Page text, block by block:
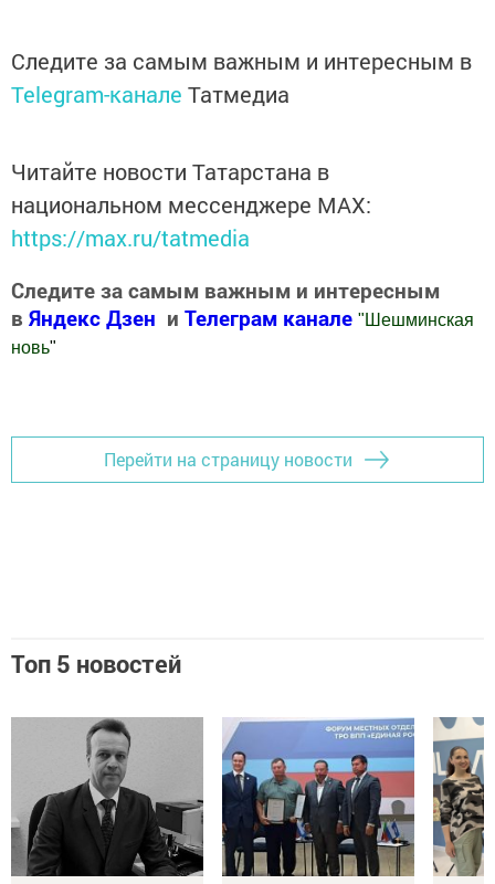
Следите за самым важным и интересным в
Telegram-канале Татмедиа
Читайте новости Татарстана в
национальном мессенджере MАХ:
https://max.ru/tatmedia
Следите за самым важным и интересным
в Яндекс Дзен и Телеграм канале " Шешминская
новь"
Перейти на страницу новости
Топ 5 новостей